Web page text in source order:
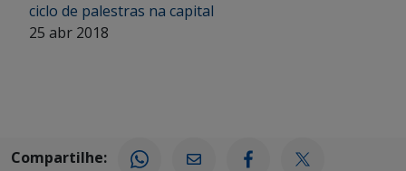
ciclo de palestras na capital
25 abr 2018
Compartilhe: